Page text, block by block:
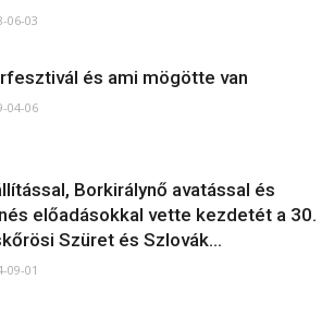
06-03
és ami mögötte van
04-06
Borkirálynő avatással és
előadásokkal vette kezdetét a 30.
Szüret és Szlovák...
09-01